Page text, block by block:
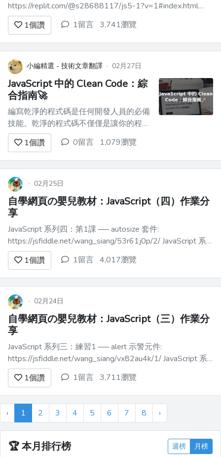
https://replit.com/@s28688117/js5-1?v=1#index.html
JavaScript 系列五：第2課 ── 學會 Local Storage 相關功能:
https://jsf...
1個讚 1留言 3,741瀏覽
小編精選 - 技術文章翻譯 · 02月27日
JavaScript 中的 Clean Code：綜
合指南🚀
編寫乾淨的程式碼是任何開發人員的必備
技能。乾淨的程式碼不僅僅是讓你的程式
碼可以工作，它還意味著讓它優雅、有效
率地工作，並且讓其他開發人員（包括你
未來的自己）可以輕鬆理解和維護。在本
綜合指南中，我們將探討編寫乾淨
JavaScript 程式碼的原則和最佳實務。 什
麼是乾淨程式碼？ ------...
1個讚 0留言 1,079瀏覽
· 02月25日
自學網頁の嬰兒教材：JavaScript（四）作業分
享
JavaScript 系列四：第1課 ── autosize 套件:
https://jsfiddle.net/wang_siang/53r61j0p/2/ JavaScript 系
列四：第2課 ── vanilla-lazyload 套件
https://jsfiddle.net/wan...
1個讚 1留言 4,017瀏覽
· 02月24日
自學網頁の嬰兒教材：JavaScript（三）作業分
享
JavaScript 系列三：練習1 ── alert 示警元件:
https://jsfiddle.net/wang_siang/vx82au4k/1/ JavaScript 系
列三：練習2 ── toast 吐司元件:
https://jsfiddle.net/wang_sia...
1個讚 1留言 3,711瀏覽
‹ 1 2 3 4 5 6 7 8 ›
🏆本月排行榜 週榜 月榜